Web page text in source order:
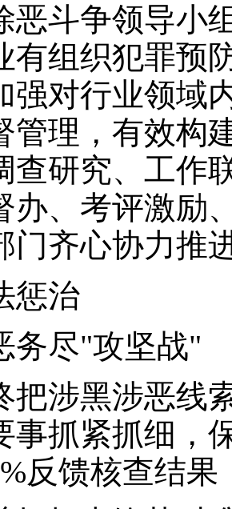
恶斗争领导小
有组织犯罪预
强对行业领域
管理，有效构
查研究、工作
办、考评激励
门齐心协力推
惩治
务尽"攻坚战"
把涉黑涉恶线
事抓紧抓细，
反馈核查结